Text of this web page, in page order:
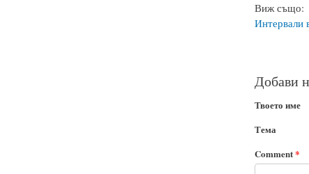
Виж също:
Интервали
Добави
Твоето име
Тема
Comment*